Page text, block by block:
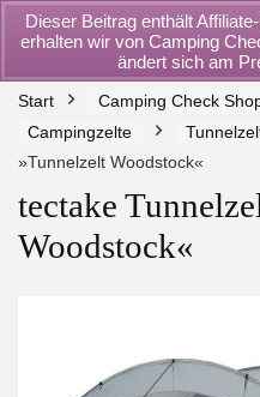
Dieser Beitrag enthält
erhalten wir von Camping
ändert sich am
Start Camping Check
Campingzelte
»Tunnelzelt Woodstock«
tectake
Woodstock«